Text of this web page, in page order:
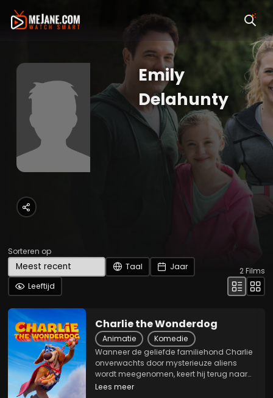
Emily
Delahunty
Sorteren op
Taal
Jaar
Leeftijd
2Films
Charlie the Wonderdog
Animatie
Komedie
Wanneer de geliefde familiehond Charlie
onverwachts door mysterieuze aliens
wordt meegenomen, keert hij terug naar
huis met ongelooflijke superkrachten en
Lees meer